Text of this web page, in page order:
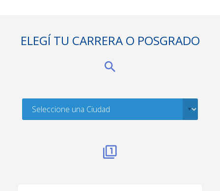
ELEGÍ TU CARRERA O POSGRADO